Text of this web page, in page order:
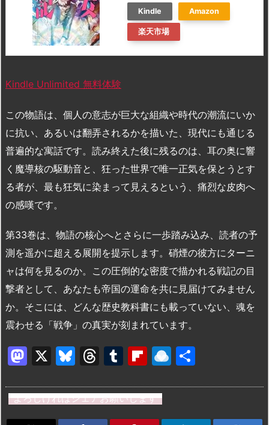
Kindle Amazon
楽天市場
Kindle Unlimited 無料体験
この物語は、個人の意志が巨大な組織や時代の潮流にいか
に抗い、あるいは翻弄されるかを描いた、現代にも通じる
普遍的な寓話です。読み終えた後に残るのは、耳の奥に響
く魔導核の駆動音と、狂った世界で唯一正気を保とうとす
る者が、最も狂気に染まって見えるという、痛烈な皮肉へ
の感嘆です。
第33巻は、物語の核心へとさらに一歩踏み込み、読者の予
測を遥かに超える展開を提示します。硝煙の彼方にターニ
ャは何を見るのか。この圧倒的な密度で描かれる戦記の目
撃者として、あなたも帝国の運命を共に見届けてみません
か。そこには、どんな歴史教科書にも載っていない、魂を
震わせる「戦争」の真実が刻まれています。
M
st
o
X
Bl
e
s
T
e
a
T
m
bl
Fl
b
o
R
n
dr
よろしければシェアお願いします